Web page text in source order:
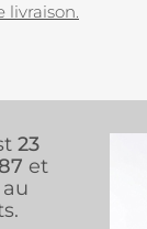
livraison.
23
et